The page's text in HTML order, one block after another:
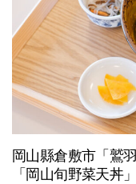
岡山縣倉敷市「鷲
「岡山旬野菜天丼」